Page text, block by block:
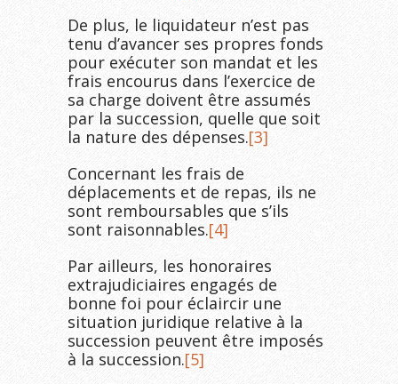
De plus, le liquidateur n’est pas
tenu d’avancer ses propres fonds
pour exécuter son mandat et les
frais encourus dans l’exercice de
sa charge doivent être assumés
par la succession, quelle que soit
la nature des dépenses.[3]
Concernant les frais de
déplacements et de repas, ils ne
sont remboursables que s’ils
sont raisonnables.[4]
Par ailleurs, les honoraires
extrajudiciaires engagés de
bonne foi pour éclaircir une
situation juridique relative à la
succession peuvent être imposés
à la succession.[5]